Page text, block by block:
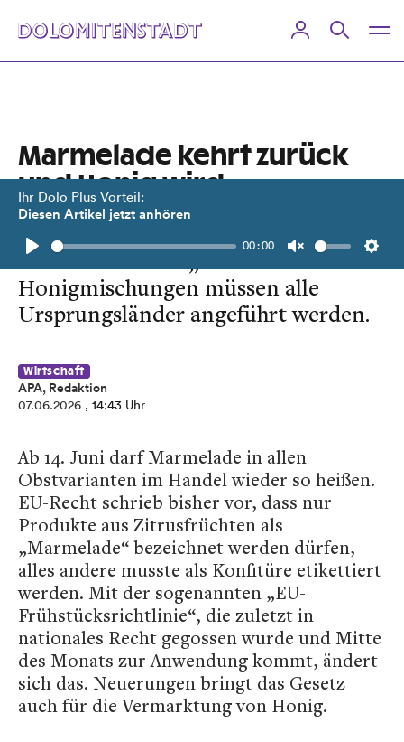
Ihr Dolo Plus Vorteil:
Diesen Artikel jetzt anhören
Play
00:00
Unmute
Marmelade kehrt zurück
und Honig wird
transparent
Das war´s für die „Konfitüre“! Bei
Honigmischungen müssen alle
Ursprungsländer angeführt werden.
Wirtschaft
APA, Redaktion
07.06.2026 , 14:43 Uhr
Ab 14. Juni darf Marmelade in allen
Obstvarianten im Handel wieder so heißen.
EU-Recht schrieb bisher vor, dass nur
Produkte aus Zitrusfrüchten als
„Marmelade“ bezeichnet werden dürfen,
alles andere musste als Konfitüre etikettiert
werden. Mit der sogenannten „EU-
Frühstücksrichtlinie“, die zuletzt in
nationales Recht gegossen wurde und Mitte
des Monats zur Anwendung kommt, ändert
sich das. Neuerungen bringt das Gesetz
auch für die Vermarktung von Honig.